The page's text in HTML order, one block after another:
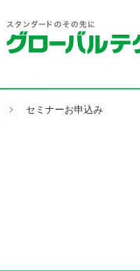
セミナーお申込み